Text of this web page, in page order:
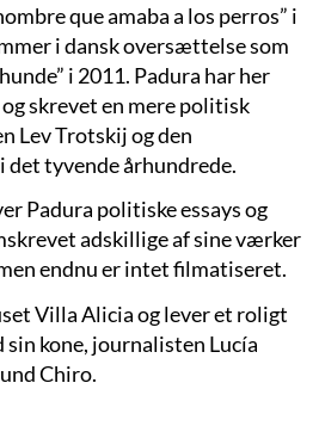
que amaba a los perros” i
i dansk oversættelse som
i 2011. Padura har her
skrevet en mere politisk
Lev Trotskij og den
tyvende århundrede.
Padura politiske essays og
adskillige af sine værker
endnu er intet filmatiseret.
Villa Alicia og lever et roligt
kone, journalisten Lucía
Chiro.